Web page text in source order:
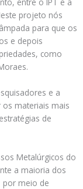
projeto nós
para que os
e depois
como
e a
materiais mais
de
Metalúrgicos do
a maioria dos
por meio de